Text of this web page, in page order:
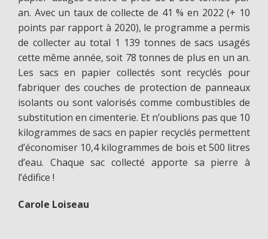
an. Avec un taux de collecte de 41 % en 2022 (+ 10
points par rapport à 2020), le programme a permis
de collecter au total 1 139 tonnes de sacs usagés
cette même année, soit 78 tonnes de plus en un an.
Les sacs en papier collectés sont recyclés pour
fabriquer des couches de protection de panneaux
isolants ou sont valorisés comme combustibles de
substitution en cimenterie. Et n’oublions pas que 10
kilogrammes de sacs en papier recyclés permettent
d’économiser 10,4 kilogrammes de bois et 500 litres
d’eau. Chaque sac collecté apporte sa pierre à
l’édifice !
Carole Loiseau